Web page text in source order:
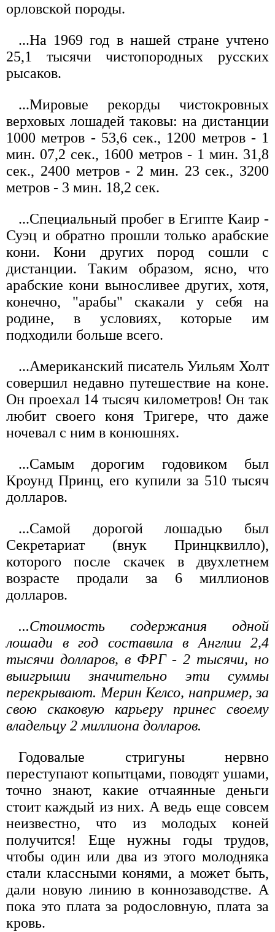
орловской породы.
...На 1969 год в нашей стране учтено
25,1 тысячи чистопородных русских
рысаков.
...Мировые рекорды чистокровных
верховых лошадей таковы: на дистанции
1000 метров - 53,6 сек., 1200 метров - 1
мин. 07,2 сек., 1600 метров - 1 мин. 31,8
сек., 2400 метров - 2 мин. 23 сек., 3200
метров - 3 мин. 18,2 сек.
...Специальный пробег в Египте Каир -
Суэц и обратно прошли только арабские
кони. Кони других пород сошли с
дистанции. Таким образом, ясно, что
арабские кони выносливее других, хотя,
конечно, "арабы" скакали у себя на
родине, в условиях, которые им
подходили больше всего.
...Американский писатель Уильям Холт
совершил недавно путешествие на коне.
Он проехал 14 тысяч километров! Он так
любит своего коня Тригере, что даже
ночевал с ним в конюшнях.
...Самым дорогим годовиком был
Кроунд Принц, его купили за 510 тысяч
долларов.
...Самой дорогой лошадью был
Секретариат (внук Принцквилло),
которого после скачек в двухлетнем
возрасте продали за 6 миллионов
долларов.
...Стоимость содержания одной
лошади в год составила в Англии 2,4
тысячи долларов, в ФРГ - 2 тысячи, но
выигрыши значительно эти суммы
перекрывают. Мерин Келсо, например, за
свою скаковую карьеру принес своему
владельцу 2 миллиона долларов.
Годовалые стригуны нервно
переступают копытцами, поводят ушами,
точно знают, какие отчаянные деньги
стоит каждый из них. А ведь еще совсем
неизвестно, что из молодых коней
получится! Еще нужны годы трудов,
чтобы один или два из этого молодняка
стали классными конями, а может быть,
дали новую линию в коннозаводстве. А
пока это плата за родословную, плата за
кровь.